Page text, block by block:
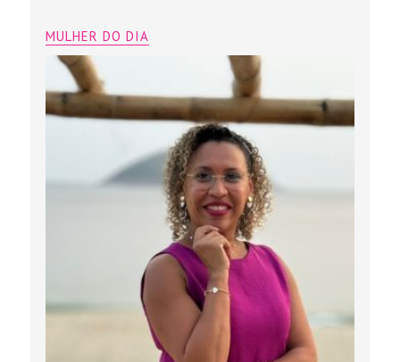
MULHER DO DIA